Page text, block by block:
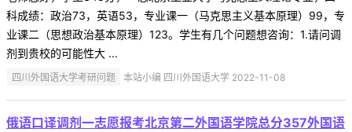
科成绩：政治73，英语53，专业课一（马克思主义基本原理）99，专
业课二（思想政治基本原理）123。学生有几个问题想咨询：1.请问调
剂到贵校的可能性大 ...
四川外国语大学考研问题 本站小编 四川外国语大学 2022-11-08
俄语口译调剂一志愿报考北京第二外国语学院总分357外国语